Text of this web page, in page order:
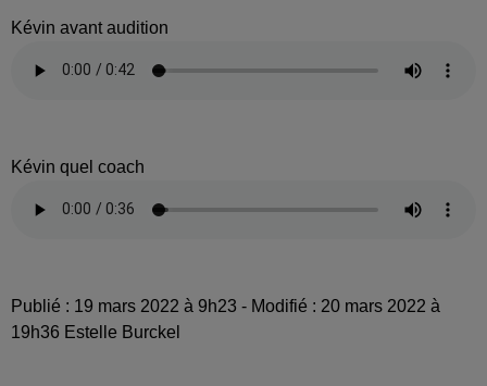
Kévin avant audition
Kévin quel coach
Publié : 19 mars 2022 à 9h23 - Modifié : 20 mars 2022 à
19h36 Estelle Burckel